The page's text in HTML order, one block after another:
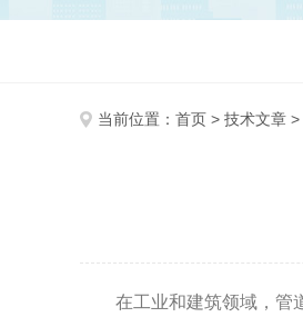
当前位置： 首页 > 技术文章 >
在工业和建筑领域，管道